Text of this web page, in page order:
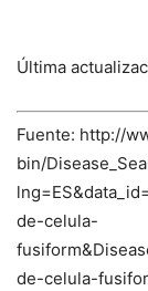
Última
Fuente: http://
bin/
de-celula-
de-celula-